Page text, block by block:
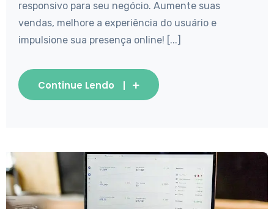
responsivo para seu negócio. Aumente suas
vendas, melhore a experiência do usuário e
impulsione sua presença online! [...]
Continue Lendo